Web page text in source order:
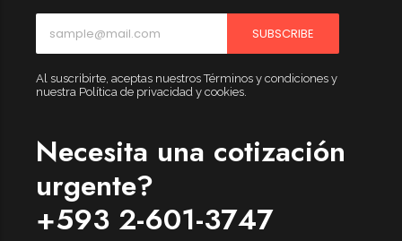
SUBSCRIBE
Al suscribirte, aceptas nuestros Términos y condiciones y
nuestra Política de privacidad y cookies.
Necesita una cotización
urgente?
+593 2-601-3747